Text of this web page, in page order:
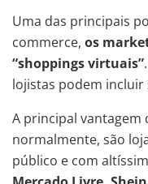
Uma das principais
commerce, os
“shoppings virtuais”
lojistas podem
A principal vantagem
normalmente, são
público e com